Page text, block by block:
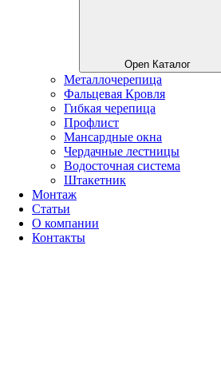
Open Каталог
Металлочерепица
Фальцевая Кровля
Гибкая черепица
Профлист
Мансардные окна
Чердачные лестницы
Водосточная система
Штакетник
Монтаж
Статьи
О компании
Контакты